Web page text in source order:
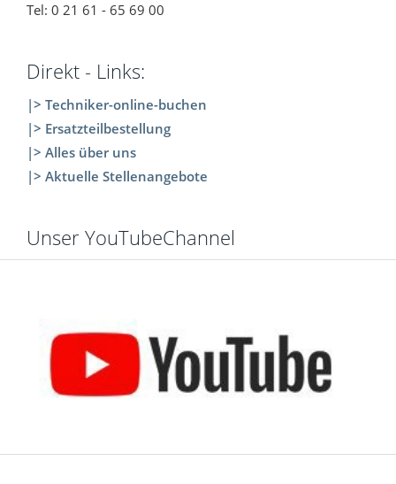
Tel: 0 21 61 - 65 69 00
Direkt - Links:
|> Techniker-online-buchen
|> Ersatzteilbestellung
|> Alles über uns
|> Aktuelle Stellenangebote
Unser YouTubeChannel